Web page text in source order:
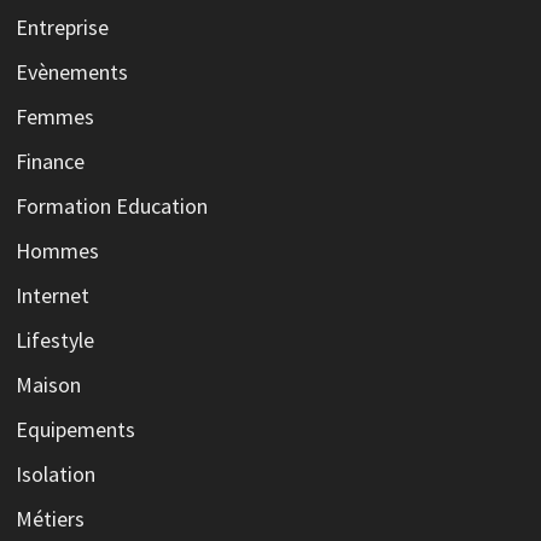
Entreprise
Evènements
Femmes
Finance
Formation Education
Hommes
Internet
Lifestyle
Maison
Equipements
Isolation
Métiers